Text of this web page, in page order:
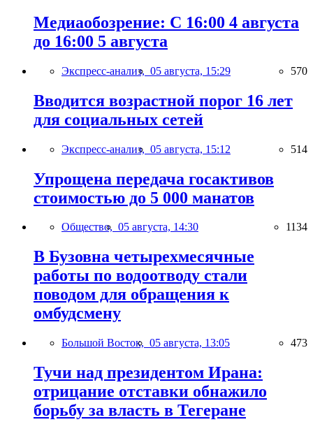
Медиаобозрение: С 16:00 4 августа
до 16:00 5 августа
Экспресс-анализ, 05 августа, 15:29 570
Вводится возрастной порог 16 лет
для социальных сетей
Экспресс-анализ, 05 августа, 15:12 514
Упрощена передача госактивов
стоимостью до 5 000 манатов
Общество, 05 августа, 14:30 1134
В Бузовна четырехмесячные
работы по водоотводу стали
поводом для обращения к
омбудсмену
Большой Восток, 05 августа, 13:05 473
Тучи над президентом Ирана:
отрицание отставки обнажило
борьбу за власть в Тегеране